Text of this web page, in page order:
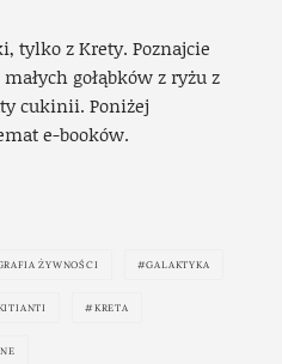
tylko z Krety. Poznajcie
gołąbków z ryżu z
cukinii. Poniżej
e-booków.
ŻYWNOŚCI GALAKTYKA
KRETA